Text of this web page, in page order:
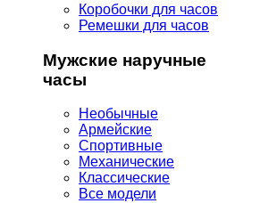
Коробочки для часов
Ремешки для часов
Мужские наручные
часы
Необычные
Армейские
Спортивные
Механические
Классические
Все модели